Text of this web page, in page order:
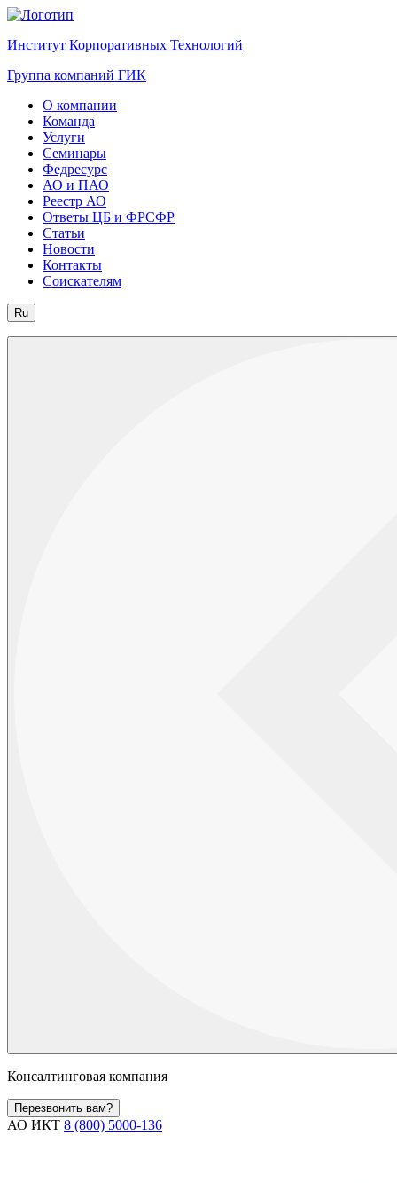
Институт Корпоративных Технологий
Группа компаний ГИК
О компании
Команда
Услуги
Семинары
Федресурс
АО и ПАО
Реестр АО
Ответы ЦБ и ФРСФР
Статьи
Новости
Контакты
Соискателям
Ru
Консалтинговая компания
Перезвонить вам?
АО ИКТ 8 (800) 5000-136